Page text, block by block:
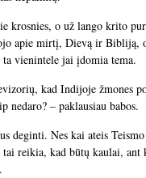
krosnies, o už lango krito
apie mirtį, Dievą ir Bibliją,
vienintele jai įdomia tema.
kad Indijoje žmones
nedaro? – paklausiau babos.
deginti. Nes kai ateis
reikia, kad būtų kaulai, ant